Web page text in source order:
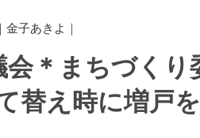
｜ 金子あきよ ｜
会＊まちづく
替え時に増戸を